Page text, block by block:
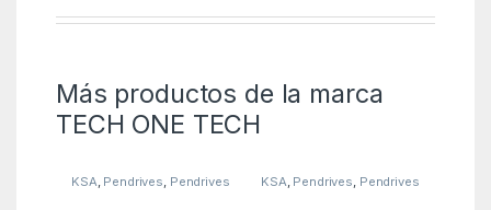
Más productos de la marca
TECH ONE TECH
KSA, Pendrives, Pendrives KSA, Pendrives, Pendrives